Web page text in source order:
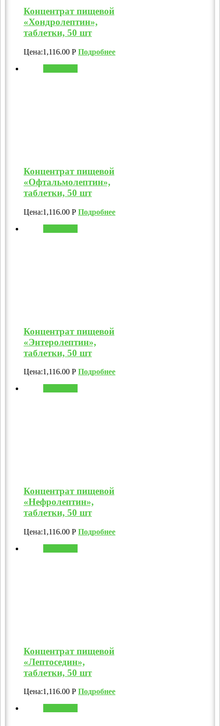
Концентрат пищевой
«Хондролептин»,
таблетки, 50 шт
Цена:1,116.00 Р Подробнее
Концентрат пищевой
«Офтальмолептин»,
таблетки, 50 шт
Цена:1,116.00 Р Подробнее
Концентрат пищевой
«Энтеролептин»,
таблетки, 50 шт
Цена:1,116.00 Р Подробнее
Концентрат пищевой
«Нефролептин»,
таблетки, 50 шт
Цена:1,116.00 Р Подробнее
Концентрат пищевой
«Лептоседин»,
таблетки, 50 шт
Цена:1,116.00 Р Подробнее